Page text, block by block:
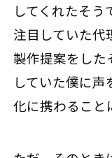
してくれたそう
注目していた代
製作提案をした
していた僕に声
化に携わること